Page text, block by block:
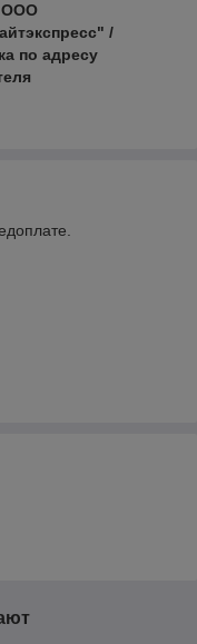
ООО
/
по адресу